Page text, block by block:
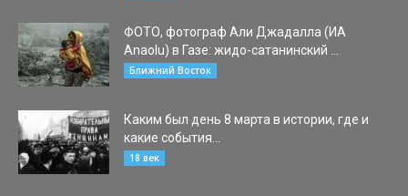
ФОТО, фотограф Али Джадалла (ИА
Anaolu) в Газе: жидо-сатанинский ...
Ближний Восток
Каким был день 8 марта в истории, где и
какие события...
18 век